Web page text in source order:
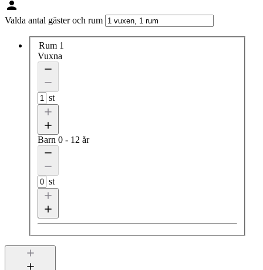
Valda antal gäster och rum
Rum 1
Vuxna
st
Barn 0 - 12 år
st